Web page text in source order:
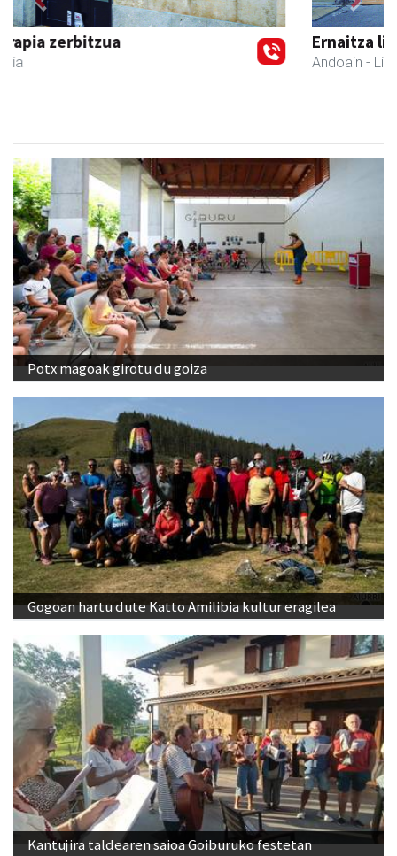
Ernaitza liburu-denda
Andoain
Previous Next
Potx magoak girotu du goiza
Gogoan hartu dute Katto Amilibia kultur eragilea
Kantujira taldearen saioa Goiburuko festetan